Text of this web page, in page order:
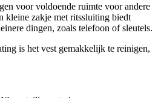
voor voldoende ruimte voor andere
kleine zakje met ritssluiting biedt
dingen, zoals telefoon of sleutels.
is het vest gemakkelijk te reinigen,